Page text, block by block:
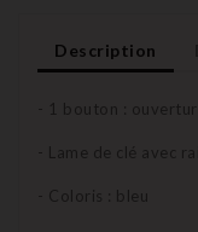
Description
- 1 bouton :
- Lame de clé avec
- Coloris : bleu